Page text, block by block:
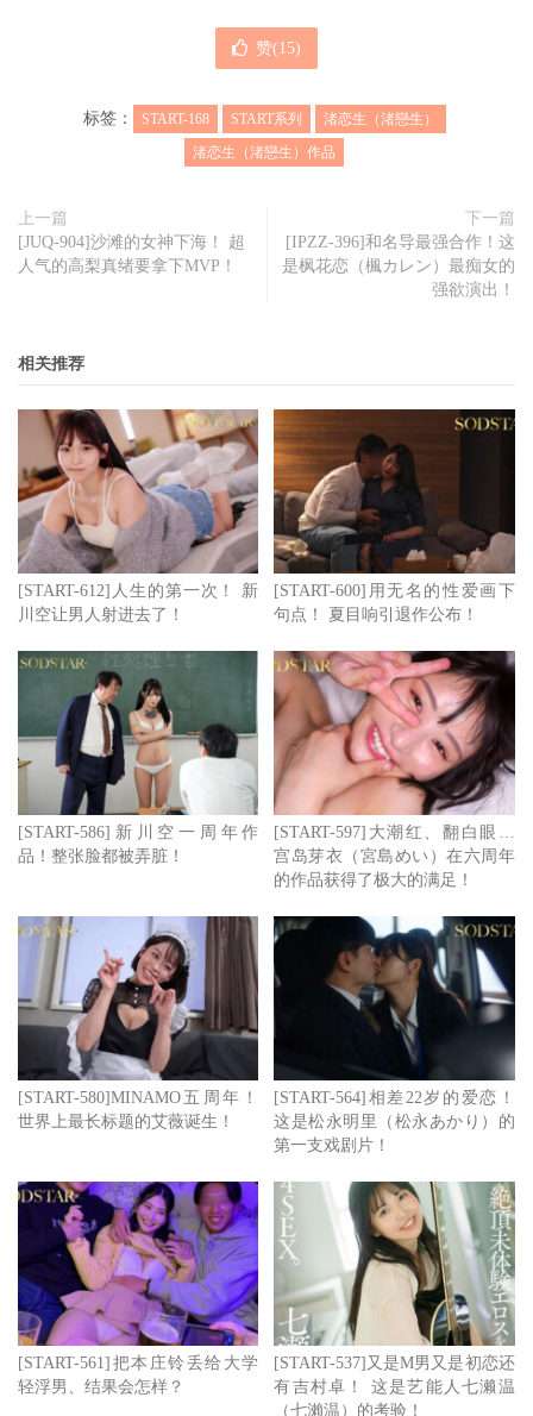
赞(15)
标签： START-168 START系列
渚恋生（渚戀生）
渚恋生（渚戀生）作品
上一篇
[JUQ-904]沙滩的女神下海！ 超
人气的高梨真绪要拿下MVP！
下一篇
[IPZZ-396]和名导最强合作！这
是枫花恋（楓カレン）最痴女的
强欲演出！
相关推荐
[START-612]人生的第一次！ 新
川空让男人射进去了！
[START-600]用无名的性爱画下
句点！ 夏目响引退作公布！
[START-586]新川空一周年作
品！整张脸都被弄脏！
[START-597]大潮红、翻白眼…
宫岛芽衣（宮島めい）在六周年
的作品获得了极大的满足！
[START-580]MINAMO五周年！
世界上最长标题的艾薇诞生！
[START-564]相差22岁的爱恋！
这是松永明里（松永あかり）的
第一支戏剧片！
[START-561]把本庄铃丢给大学
轻浮男、结果会怎样？
[START-537]又是M男又是初恋还
有吉村卓！ 这是艺能人七濑温
（七瀨温）的考验！